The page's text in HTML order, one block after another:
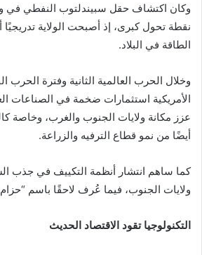
نقطة تحول كبرى، إذ أصبحت الولاية تدريجيًا
الطاقة في البلاد.
وخلال الحرب العالمية الثانية وفترة الحرب
الأمريكية استثمارات ضخمة في الصناعات
عزز مكانة ولايات الجنوب والغرب، وخاصة
أيضًا من نمو قطاع الترفيه والزراعة.
كما ساهم انتشار أنظمة التكييف في جذب
ولايات الجنوب، فيما عُرف لاحقًا باسم
التكنولوجيا تقود الاقتصاد الحديث